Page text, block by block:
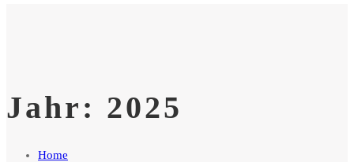
Jahr: 2025
Home